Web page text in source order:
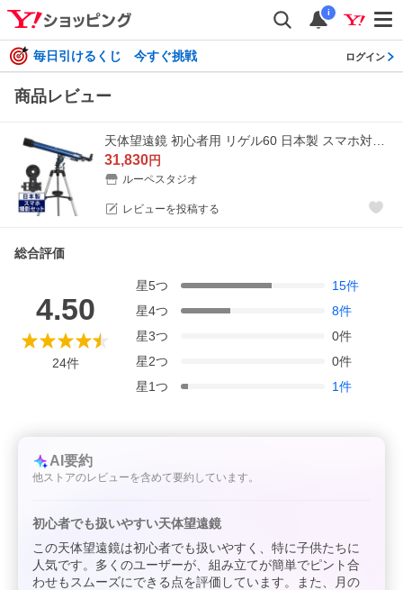
i
毎日引けるくじ 今すぐ挑戦 ログイン
商品レビュー
31,830円
ルーペスタジオ
レビューを投稿する
総合評価
4.50
24件
星5つ 15件
星4つ 8件
星3つ 0件
星2つ 0件
星1つ 1件
AI要約
他ストアのレビューを含めて要約しています。
初心者でも扱いやすい天体望遠鏡
この天体望遠鏡は初心者でも扱いやすく、特に子供たちに
人気です。多くのユーザーが、組み立てが簡単でピント合
わせもスムーズにできる点を評価しています。また、月の